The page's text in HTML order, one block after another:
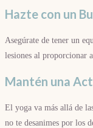
Hazte con un
Asegúrate de tener un
lesiones al proporcionar
Mantén una
El yoga va más allá de
no te desanimes por los